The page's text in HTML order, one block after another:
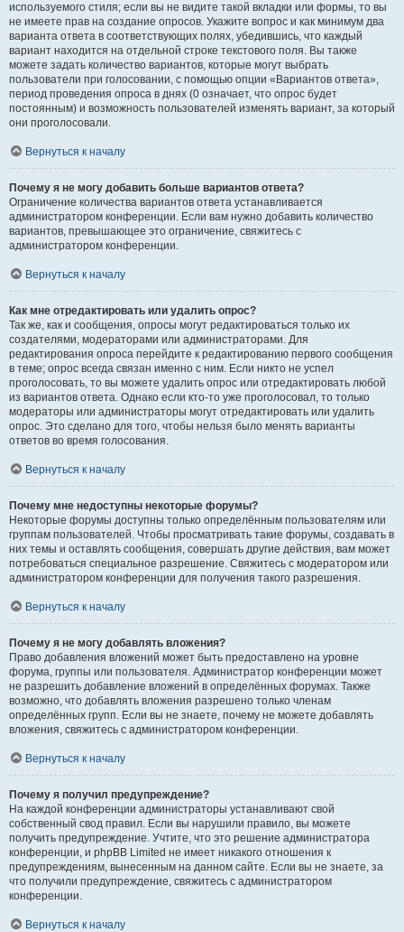
используемого стиля; если вы не видите такой вкладки или формы, то вы
не имеете прав на создание опросов. Укажите вопрос и как минимум два
варианта ответа в соответствующих полях, убедившись, что каждый
вариант находится на отдельной строке текстового поля. Вы также
можете задать количество вариантов, которые могут выбрать
пользователи при голосовании, с помощью опции «Вариантов ответа»,
период проведения опроса в днях (0 означает, что опрос будет
постоянным) и возможность пользователей изменять вариант, за который
они проголосовали.
Вернуться к началу
Почему я не могу добавить больше вариантов ответа?
Ограничение количества вариантов ответа устанавливается
администратором конференции. Если вам нужно добавить количество
вариантов, превышающее это ограничение, свяжитесь с
администратором конференции.
Вернуться к началу
Как мне отредактировать или удалить опрос?
Так же, как и сообщения, опросы могут редактироваться только их
создателями, модераторами или администраторами. Для
редактирования опроса перейдите к редактированию первого сообщения
в теме; опрос всегда связан именно с ним. Если никто не успел
проголосовать, то вы можете удалить опрос или отредактировать любой
из вариантов ответа. Однако если кто-то уже проголосовал, то только
модераторы или администраторы могут отредактировать или удалить
опрос. Это сделано для того, чтобы нельзя было менять варианты
ответов во время голосования.
Вернуться к началу
Почему мне недоступны некоторые форумы?
Некоторые форумы доступны только определённым пользователям или
группам пользователей. Чтобы просматривать такие форумы, создавать в
них темы и оставлять сообщения, совершать другие действия, вам может
потребоваться специальное разрешение. Свяжитесь с модератором или
администратором конференции для получения такого разрешения.
Вернуться к началу
Почему я не могу добавлять вложения?
Право добавления вложений может быть предоставлено на уровне
форума, группы или пользователя. Администратор конференции может
не разрешить добавление вложений в определённых форумах. Также
возможно, что добавлять вложения разрешено только членам
определённых групп. Если вы не знаете, почему не можете добавлять
вложения, свяжитесь с администратором конференции.
Вернуться к началу
Почему я получил предупреждение?
На каждой конференции администраторы устанавливают свой
собственный свод правил. Если вы нарушили правило, вы можете
получить предупреждение. Учтите, что это решение администратора
конференции, и phpBB Limited не имеет никакого отношения к
предупреждениям, вынесенным на данном сайте. Если вы не знаете, за
что получили предупреждение, свяжитесь с администратором
конференции.
Вернуться к началу